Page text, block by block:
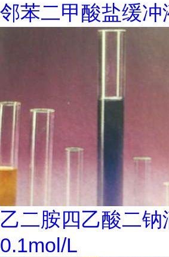
邻苯二甲酸盐缓冲
乙二胺四乙酸二钠
0.1mol/L